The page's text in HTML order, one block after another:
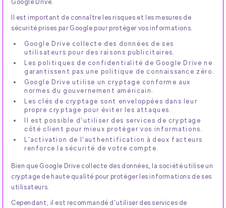
Il est important de connaître les risques et les mesures de
sécurité prises par Google pour protéger vos informations.
Google Drive collecte des données de ses
utilisateurs pour des raisons publicitaires.
Les politiques de confidentialité de Google Drive ne
garantissent pas une politique de connaissance zéro.
Google Drive utilise un cryptage conforme aux
normes du gouvernement américain.
Les clés de cryptage sont enveloppées dans leur
propre cryptage pour éviter les attaques.
Il est possible d'utiliser des services de cryptage
côté client pour mieux protéger vos informations.
L'activation de l'authentification à deux facteurs
renforce la sécurité de votre compte.
Bien que Google Drive collecte des données, la société utilise un
cryptage de haute qualité pour protéger les informations de ses
utilisateurs.
Cependant, il est recommandé d'utiliser des services de